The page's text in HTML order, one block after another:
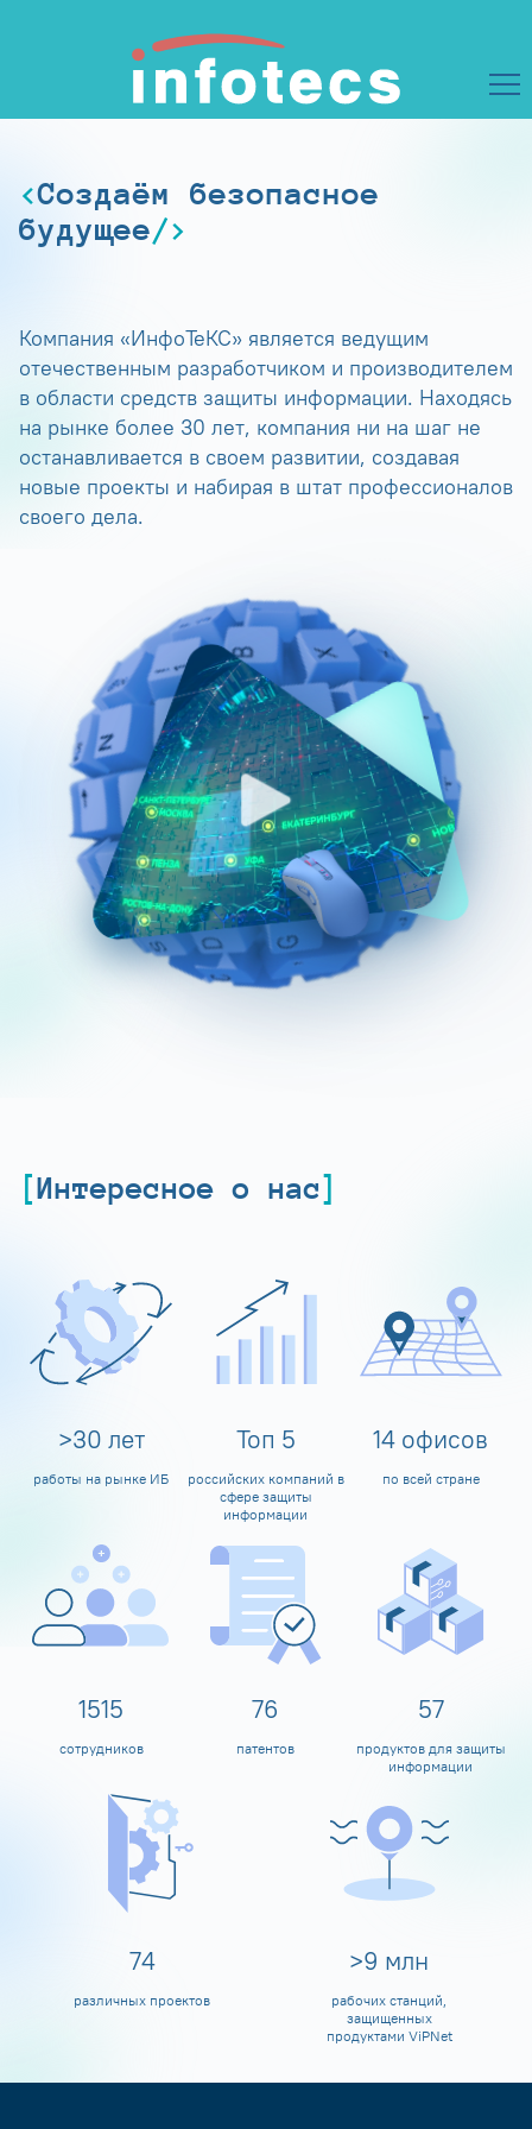
Создаём безопасное
будущее
Компания «ИнфоТеКС» является ведущим
отечественным разработчиком и производителем
в области средств защиты информации. Находясь
на рынке более 30 лет, компания ни на шаг не
останавливается в своем развитии, создавая
новые проекты и набирая в штат профессионалов
своего дела.
Интересное о нас
>30 лет
работы на рынке ИБ
Топ 5
российских компаний в
сфере защиты
информации
14 офисов
по всей стране
1600
сотрудников
80
патентов
60
продуктов для защиты
информации
80
различных проектов
>10 млн
рабочих станций,
защищенных
продуктами ViPNet